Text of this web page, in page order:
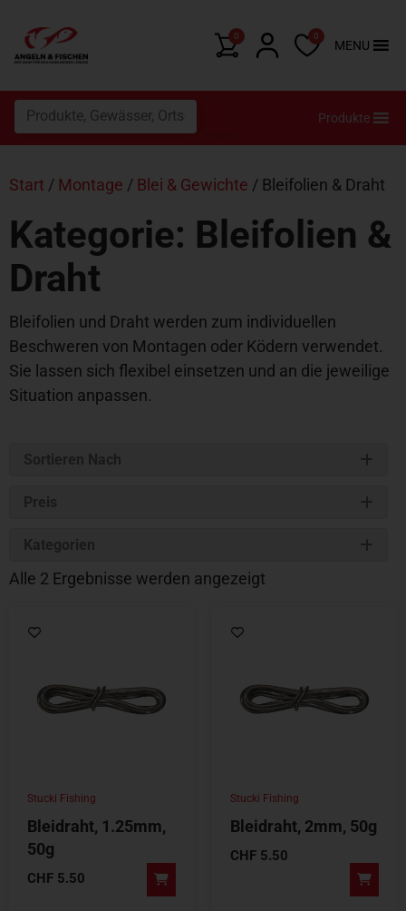
0 0
MENU
Produkte
Start / Montage / Blei & Gewichte / Bleifolien & Draht
Kategorie: Bleifolien &
Draht
Bleifolien und Draht werden zum individuellen
Beschweren von Montagen oder Ködern verwendet.
Sie lassen sich flexibel einsetzen und an die jeweilige
Situation anpassen.
Alle 2 Ergebnisse werden angezeigt
Stucki Fishing
Bleidraht, 1.25mm,
50g
CHF 5.50
Stucki Fishing
Bleidraht, 2mm, 50g
CHF 5.50